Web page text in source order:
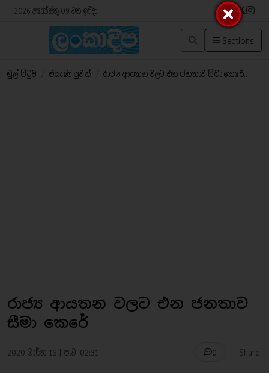
2026 අගෝස්තු 09 වන ඉරිදා
Sections
මුල් පිටුව එසැණ පුවත් රාජ්‍ය ආයතන වලට එන ජනතාව සීමා කෙරේ..
රාජ්‍ය ආයතන වලට එන ජනතාව
සීමා කෙරේ
2020 මාර්තු 16 | ප.ව. 02:31 0 - Share